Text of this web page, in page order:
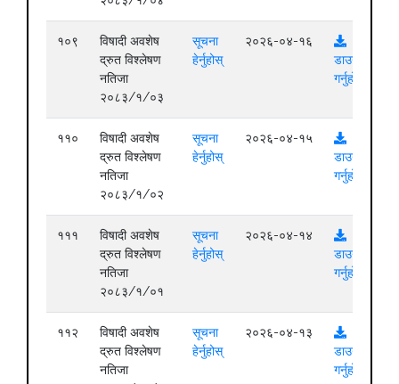
१०९
विषादी अवशेष
द्रुत विश्लेषण
नतिजा
२०८३/१/०३
सूचना
हेर्नुहोस्
२०२६-०४-१६
डाउनलोड
गर्नुहोस्
११०
विषादी अवशेष
द्रुत विश्लेषण
नतिजा
२०८३/१/०२
सूचना
हेर्नुहोस्
२०२६-०४-१५
डाउनलोड
गर्नुहोस्
१११
विषादी अवशेष
द्रुत विश्लेषण
नतिजा
२०८३/१/०१
सूचना
हेर्नुहोस्
२०२६-०४-१४
डाउनलोड
गर्नुहोस्
११२
विषादी अवशेष
द्रुत विश्लेषण
नतिजा
सूचना
हेर्नुहोस्
२०२६-०४-१३
डाउनलोड
गर्नुहोस्